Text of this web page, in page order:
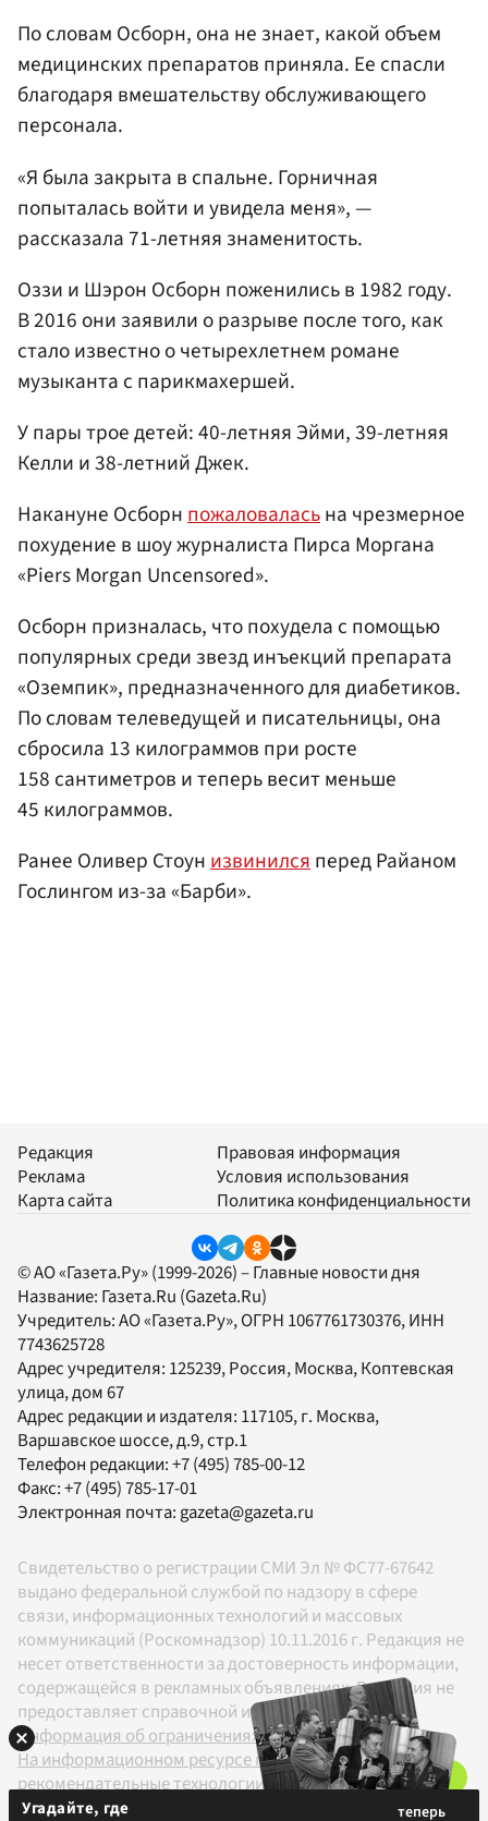
По словам Осборн, она не знает, какой объем
медицинских препаратов приняла. Ее спасли
благодаря вмешательству обслуживающего
персонала.
«Я была закрыта в спальне. Горничная
попыталась войти и увидела меня», —
рассказала 71-летняя знаменитость.
Оззи и Шэрон Осборн поженились в 1982 году.
В 2016 они заявили о разрыве после того, как
стало известно о четырехлетнем романе
музыканта с парикмахершей.
У пары трое детей: 40-летняя Эйми, 39-летняя
Келли и 38-летний Джек.
Накануне Осборнпожаловаласьна чрезмерное
похудение в шоу журналиста Пирса Моргана
«Piers Morgan Uncensored».
Осборн призналась, что похудела с помощью
популярных среди звезд инъекций препарата
«Оземпик», предназначенного для диабетиков.
По словам телеведущей и писательницы, она
сбросила 13 килограммов при росте
158 сантиметров и теперь весит меньше
45 килограммов.
Ранее Оливер Стоунизвинилсяперед Райаном
Гослингом из-за «Барби».
Редакция
Реклама
Карта сайта
Правовая информация
Условия использования
Политика конфиденциальности
© АО «Газета.Ру» (1999-2026) – Главные новости дня
Название: Газета.Ru (Gazeta.Ru)
Учредитель:АО «Газета.Ру», ОГРН 1067761730376, ИНН
7743625728
Адрес учредителя: 125239, Россия, Москва, Коптевская
улица, дом 67
Адрес редакции и издателя: 117105, г. Москва,
Варшавское шоссе, д.9, стр.1
Телефон редакции:+7 (495) 785-00-12
Факс:+7 (495) 785-17-01
Электронная почта:gazeta@gazeta.ru
Свидетельство о регистрации СМИ Эл № ФС77-67642
выдано федеральной службой по надзору в сфере
связи, информационных технологий и массовых
коммуникаций (Роскомнадзор) 10.11.2016 г. Редакция не
несет ответственности за достоверность информации,
содержащейся в рекламных объявлениях. Редакция не
предоставляет справочной информации.
Информация об ограничениях
На информационном ресурсе применяются
рекомендательные технологии в соответствии с
Правилами
Угадайте, где